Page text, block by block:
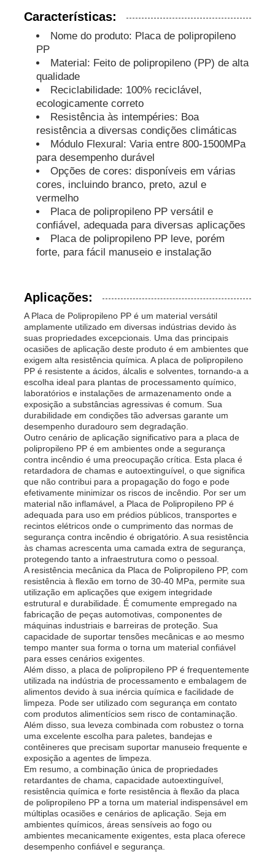
Tubos PP
Acessórios para tubos de polipropileno
Características:
Nome do produto: Placa de polipropileno
PP
Material: Feito de polipropileno (PP) de alta
qualidade
Reciclabilidade: 100% reciclável,
ecologicamente correto
Resistência às intempéries: Boa
resistência a diversas condições climáticas
Módulo Flexural: Varia entre 800-1500MPa
para desempenho durável
Opções de cores: disponíveis em várias
cores, incluindo branco, preto, azul e
vermelho
Placa de polipropileno PP versátil e
confiável, adequada para diversas aplicações
Placa de polipropileno PP leve, porém
forte, para fácil manuseio e instalação
Aplicações:
A Placa de Polipropileno PP é um material versátil
amplamente utilizado em diversas indústrias devido às
suas propriedades excepcionais. Uma das principais
ocasiões de aplicação deste produto é em ambientes que
exigem alta resistência química. A placa de polipropileno
PP é resistente a ácidos, álcalis e solventes, tornando-a a
escolha ideal para plantas de processamento químico,
laboratórios e instalações de armazenamento onde a
exposição a substâncias agressivas é comum. Sua
durabilidade em condições tão adversas garante um
desempenho duradouro sem degradação.
Outro cenário de aplicação significativo para a placa de
polipropileno PP é em ambientes onde a segurança
contra incêndio é uma preocupação crítica. Esta placa é
retardadora de chamas e autoextinguível, o que significa
que não contribui para a propagação do fogo e pode
efetivamente minimizar os riscos de incêndio. Por ser um
material não inflamável, a Placa de Polipropileno PP é
adequada para uso em prédios públicos, transportes e
recintos elétricos onde o cumprimento das normas de
segurança contra incêndio é obrigatório. A sua resistência
às chamas acrescenta uma camada extra de segurança,
protegendo tanto a infraestrutura como o pessoal.
A resistência mecânica da Placa de Polipropileno PP, com
resistência à flexão em torno de 30-40 MPa, permite sua
utilização em aplicações que exigem integridade
estrutural e durabilidade. É comumente empregado na
fabricação de peças automotivas, componentes de
máquinas industriais e barreiras de proteção. Sua
capacidade de suportar tensões mecânicas e ao mesmo
tempo manter sua forma o torna um material confiável
para esses cenários exigentes.
Além disso, a placa de polipropileno PP é frequentemente
utilizada na indústria de processamento e embalagem de
alimentos devido à sua inércia química e facilidade de
limpeza. Pode ser utilizado com segurança em contato
com produtos alimentícios sem risco de contaminação.
Além disso, sua leveza combinada com robustez o torna
uma excelente escolha para paletes, bandejas e
contêineres que precisam suportar manuseio frequente e
exposição a agentes de limpeza.
Em resumo, a combinação única de propriedades
retardantes de chama, capacidade autoextinguível,
resistência química e forte resistência à flexão da placa
de polipropileno PP a torna um material indispensável em
múltiplas ocasiões e cenários de aplicação. Seja em
ambientes químicos, áreas sensíveis ao fogo ou
ambientes mecanicamente exigentes, esta placa oferece
desempenho confiável e segurança.